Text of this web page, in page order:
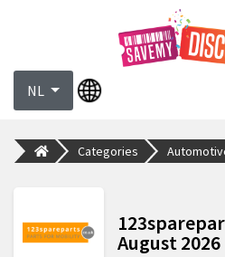
NL
Categories
August 2026